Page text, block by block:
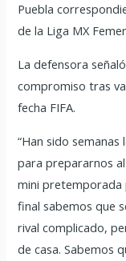
Puebla
de la Liga MX
La defensora
compromiso tras
fecha FIFA.
“Han sido
para prepararnos
mini
final sabemos que
rival complicado,
de casa. Sabemos